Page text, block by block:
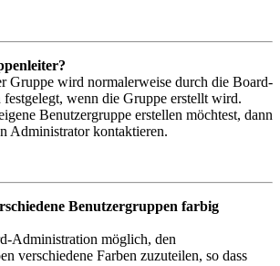
Gruppe wird normalerweise durch die Board-
wenn die Gruppe erstellt wird.
Benutzergruppe erstellen möchtest, dann
Administrator kontaktieren.
Benutzergruppen farbig
Administration möglich, den
verschiedene Farben zuzuteilen, so dass